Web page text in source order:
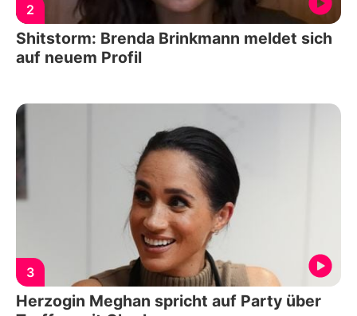
2
Shitstorm: Brenda Brinkmann meldet sich
auf neuem Profil
3
Herzogin Meghan spricht auf Party über